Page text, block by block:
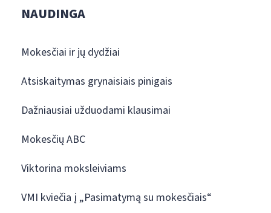
NAUDINGA
Mokesčiai ir jų dydžiai
Atsiskaitymas grynaisiais pinigais
Dažniausiai užduodami klausimai
Mokesčių ABC
Viktorina moksleiviams
VMI kviečia į „Pasimatymą su mokesčiais“